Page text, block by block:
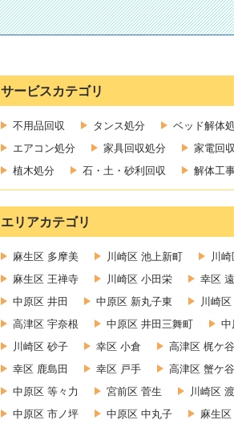
サービスカテゴリ
不用品回収 タンス処分 ベッド解体
エアコン処分
家具回収処分 家電回
植木処分
石・土・砂利回収 解体工
エリアカテゴリ
麻生区 多摩美 川崎区 池上新町 川
麻生区 王禅寺
川崎区 小田栄 幸区
中原区 井田
中原区 新丸子東 川崎
高津区 宇奈根
中原区 井田三舞町 中
川崎区 砂子
幸区 小倉 高津区 梶ケ谷
幸区 鹿島田
幸区 戸手 高津区 蟹ケ谷
中原区 等々力
宮前区 菅生 川崎区
中原区 市ノ坪
中原区 中丸子 麻生